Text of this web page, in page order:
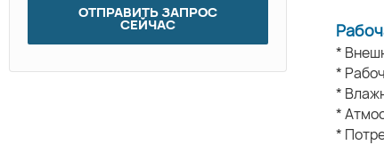
*
*
*
*
*
ОТПРАВИТЬ ЗАПРОС
СЕЙЧАС